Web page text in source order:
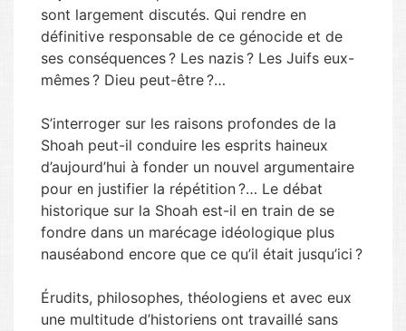
sont largement discutés. Qui rendre en
définitive responsable de ce génocide et de
ses conséquences ? Les nazis ? Les Juifs eux-
mêmes ? Dieu peut-être ?…
S’interroger sur les raisons profondes de la
Shoah peut-il conduire les esprits haineux
d’aujourd’hui à fonder un nouvel argumentaire
pour en justifier la répétition ?… Le débat
historique sur la Shoah est-il en train de se
fondre dans un marécage idéologique plus
nauséabond encore que ce qu’il était jusqu’ici ?
Érudits, philosophes, théologiens et avec eux
une multitude d’historiens ont travaillé sans